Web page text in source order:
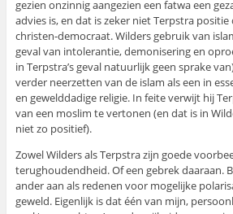
gezien onzinnig aangezien een fatwa een
advies is, en dat is zeker niet Terpstra positie
christen-democraat. Wilders gebruik van
geval van intolerantie, demonisering en
in Terpstra’s geval natuurlijk geen sprake
verder neerzetten van de islam als een in
en gewelddadige religie. In feite verwijt hij
van een moslim te vertonen (en dat is in
niet zo positief).
Zowel Wilders als Terpstra zijn goede
terughoudendheid. Of een gebrek daaraan.
ander aan als redenen voor mogelijke
geweld. Eigenlijk is dat één van mijn,